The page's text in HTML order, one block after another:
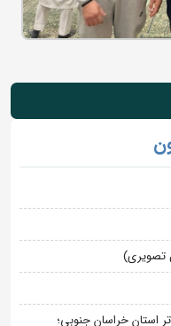
تصویری)
استان خراسان جنوبی؛